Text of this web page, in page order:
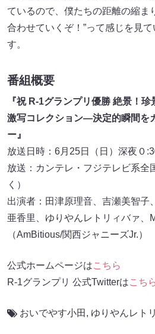
ているので、僕たちの距離の縮ま
合わせていくぞ！”って感じを見
す。
番組概要
『祝 R-1グランプリ優勝 絶景！
激写コレクション―決定的瞬間を
ー』
放送日時：6月25日（日）深夜０
放送：カンテレ・フジテレビ系全
く）
出演者：田津原理音、吉瀬美智子
亜香里、ゆりやんレトリィバァ、
（AmBitious/関西ジャニーズJr.）
公式ホームページはこちら
R-1グランプリ 公式Twitterはこち
おいでやす小田 , ゆりやんレト